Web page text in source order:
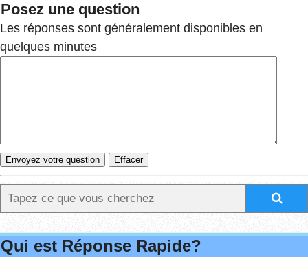
Posez une question
Les réponses sont généralement disponibles en
quelques minutes
Qui est Réponse Rapide?